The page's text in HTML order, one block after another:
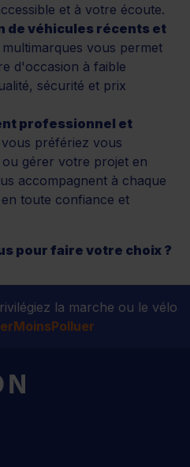
et à votre écoute.
de véhicules récents et
vous permet
d'occasion à faible
sécurité et prix
professionnel et
préfériez vous
gérer votre projet en
accompagnent à chaque
toute confiance et
pour faire votre choix ?
la marche ou le vélo
Distinxion